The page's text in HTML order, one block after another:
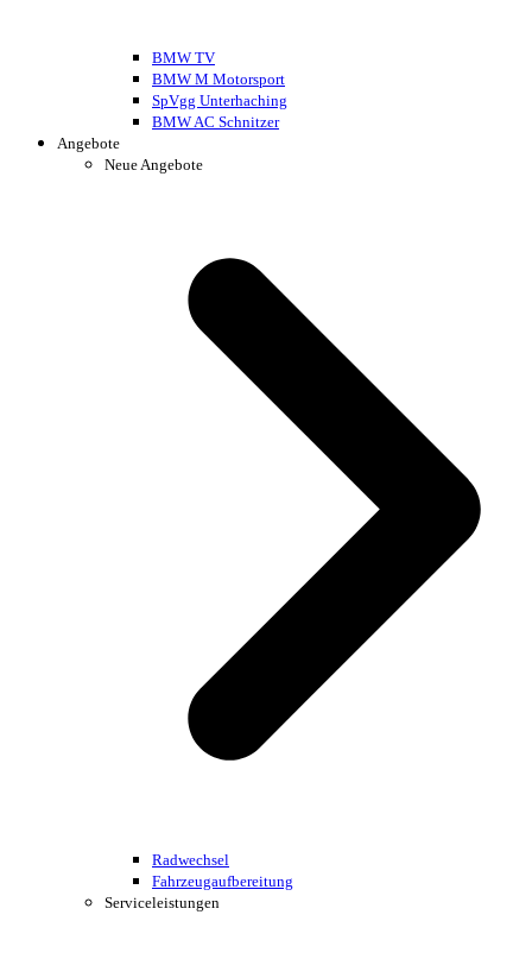
BMW TV
BMW M Motorsport
SpVgg Unterhaching
BMW AC Schnitzer
Angebote
Neue Angebote
Radwechsel
Fahrzeugaufbereitung
Serviceleistungen